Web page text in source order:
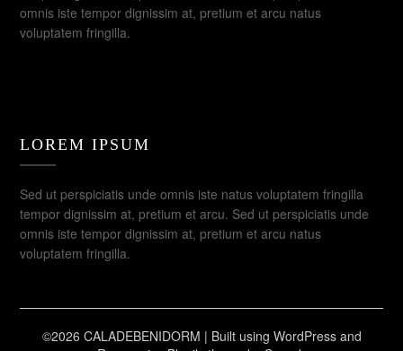
omnis iste tempor dignissim at, pretium et arcu natus
voluptatem fringilla.
LOREM IPSUM
Sed ut perspiciatis unde omnis iste natus voluptatem fringilla
tempor dignissim at, pretium et arcu. Sed ut perspiciatis unde
omnis iste tempor dignissim at, pretium et arcu natus
voluptatem fringilla.
©2026 CALADEBENIDORM | Built using WordPress and